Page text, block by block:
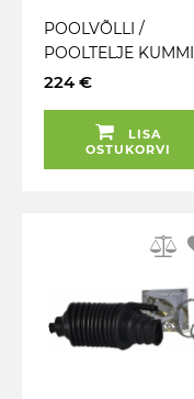
POOLVÕLLI /
POOLTELJE KUMMI
PAIGALDAJA
100MM JBM
224 €
LISA
OSTUKORVI